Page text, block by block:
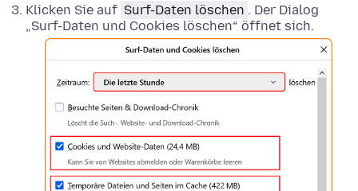
Klicken Sie auf Surf-Daten löschen . Der Dialog
„Surf-Daten und Cookies löschen“ öffnet sich.